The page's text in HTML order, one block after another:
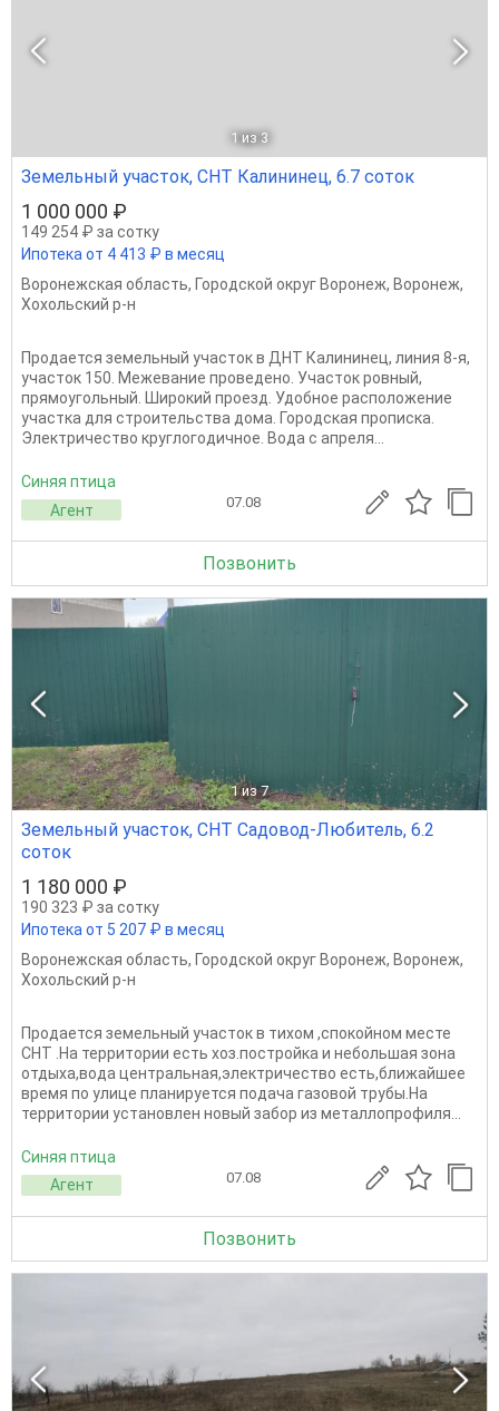
1 из 3
Земельный участок, СНТ Калининец, 6.7 соток
1 000 000 ₽
149 254 ₽ за сотку
Ипотека от 4 413 ₽ в месяц
Воронежская область, Городской округ Воронеж, Воронеж,
Хохольский р-н
Продается земельный участок в ДНТ Калининец, линия 8-я,
участок 150. Межевание проведено. Участок ровный,
прямоугольный. Широкий проезд. Удобное расположение
участка для строительства дома. Городская прописка.
Электричество круглогодичное. Вода с апреля...
Синяя птица
Агент
07.08
Позвонить
1 из 7
Земельный участок, СНТ Садовод-Любитель, 6.2
соток
1 180 000 ₽
190 323 ₽ за сотку
Ипотека от 5 207 ₽ в месяц
Воронежская область, Городской округ Воронеж, Воронеж,
Хохольский р-н
Продается земельный участок в тихом ,спокойном месте
СНТ .На территории есть хоз.постройка и небольшая зона
отдыха,вода центральная,электричество есть,ближайшее
время по улице планируется подача газовой трубы.На
территории установлен новый забор из металлопрофиля...
Синяя птица
Агент
07.08
Позвонить